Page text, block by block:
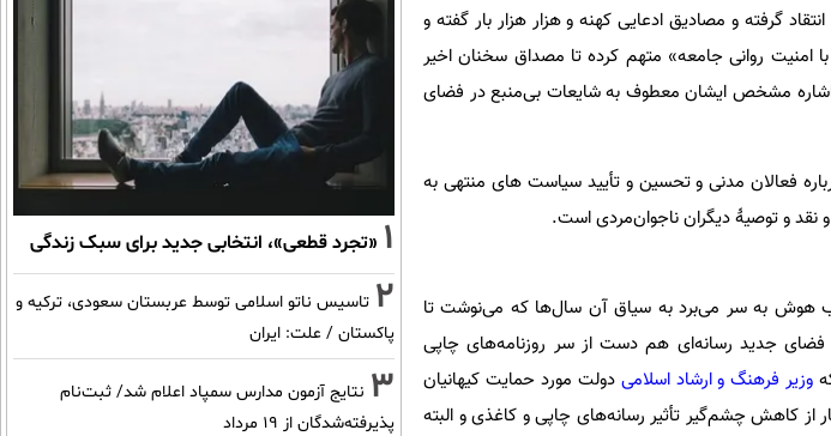
گرفته و مصادیق ادعایی کهنه و هزار هزار بار گفته و
با امنیت روانی جامعه» متهم کرده تا مصداق سخنان اخیر
اشاره مشخص ایشان معطوف به شایعات بی‌منبع در فضای
فعالان مدنی و تحسین و تأیید سیاست های منتهی به
و توصیۀ دیگران ناجوان‌مردی است.
نیمه دوم دهه 70 و ماقبل انقلاب هوش به سر می‌برد به سیاق آن سال‌ها که می‌نوشت تا
فضای جدید رسانه‌ای هم دست از سر روزنامه‌های چاپی
وزیر فرهنگ و ارشاد اسلامی دولت مورد حمایت کیهانیان
کاهش چشم‌گیر تأثیر رسانه‌های چاپی و کاغذی و البته
1 «تجرد قطعی»، انتخابی جدید برای سبک زندگی
2 تاسیس ناتو اسلامی توسط عربستان سعودی، ترکیه و
پاکستان / علت: ایران
3 نتایج آزمون مدارس سمپاد اعلام شد/ ثبت‌نام
پذیرفته‌شدگان از ۱۹ مرداد